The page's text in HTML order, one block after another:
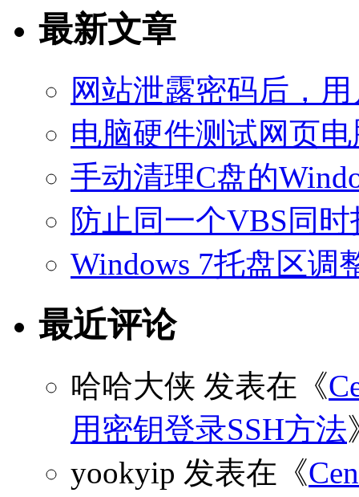
最新文章
网站泄露密码后，
电脑硬件测试网页
手动清理C盘的
防止同一个VBS同
Windows 7托盘区调
最近评论
哈哈大侠 发表在《
用密钥登录SSH方法
yookyip 发表在《